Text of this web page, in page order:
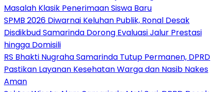
Masalah Klasik Penerimaan Siswa Baru
SPMB 2026 Diwarnai Keluhan Publik, Ronal Desak
Disdikbud Samarinda Dorong Evaluasi Jalur Prestasi
hingga Domisili
RS Bhakti Nugraha Samarinda Tutup Permanen, DPRD
Pastikan Layanan Kesehatan Warga dan Nasib Nakes
Aman